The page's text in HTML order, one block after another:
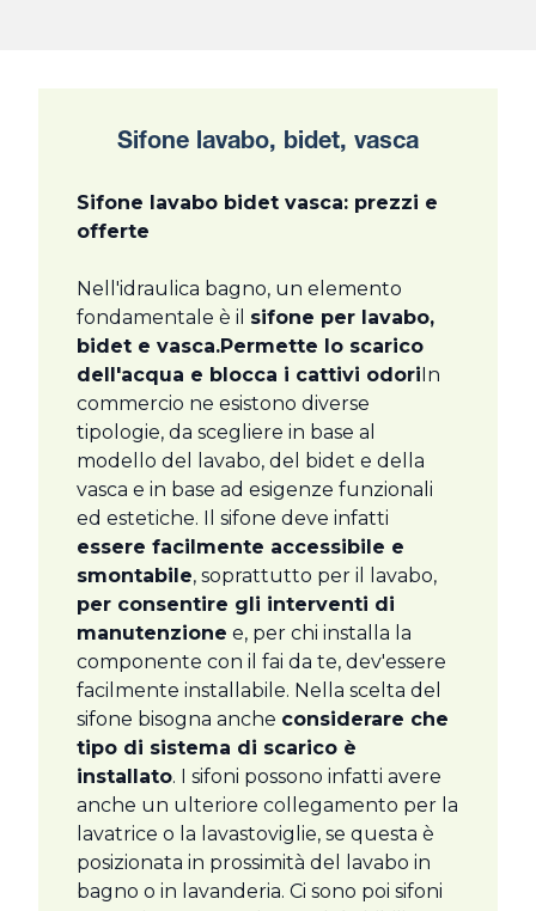
Sifone lavabo, bidet, vasca
Sifone lavabo bidet vasca: prezzi e
offerte
Nell'idraulica bagno, un elemento
fondamentale è il sifone per lavabo,
bidet e vasca.Permette lo scarico
dell'acqua e blocca i cattivi odoriIn
commercio ne esistono diverse
tipologie, da scegliere in base al
modello del lavabo, del bidet e della
vasca e in base ad esigenze funzionali
ed estetiche. Il sifone deve infatti
essere facilmente accessibile e
smontabile, soprattutto per il lavabo,
per consentire gli interventi di
manutenzione e, per chi installa la
componente con il fai da te, dev'essere
facilmente installabile. Nella scelta del
sifone bisogna anche considerare che
tipo di sistema di scarico è
installato. I sifoni possono infatti avere
anche un ulteriore collegamento per la
lavatrice o la lavastoviglie, se questa è
posizionata in prossimità del lavabo in
bagno o in lavanderia. Ci sono poi sifoni